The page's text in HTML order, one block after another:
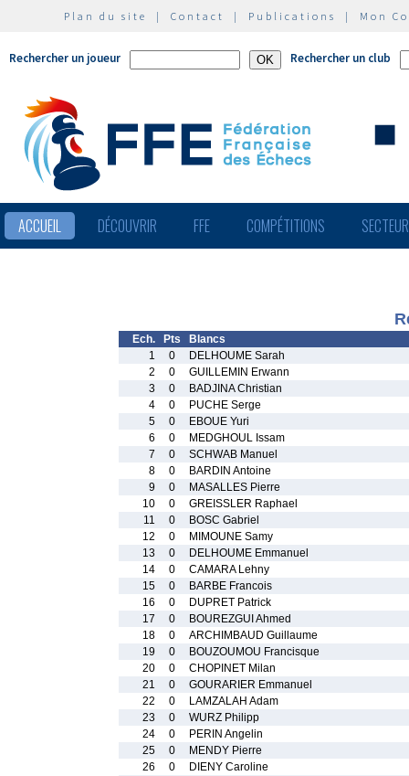
Plan du site | Contact | Publications | Mon
Rechercher un joueur Rechercher un club
ACCUEIL DÉCOUVRIR FFE COMPÉTITIONS
Ech. Pts
Blancs
1
0
DELHOUME Sarah
2
0
GUILLEMIN Erwann
3
0
BADJINA Christian
4
0
PUCHE Serge
5
0
EBOUE Yuri
6
0
MEDGHOUL Issam
7
0
SCHWAB Manuel
8
0
BARDIN Antoine
9
0
MASALLES Pierre
10
0
GREISSLER Raphael
11
0
BOSC Gabriel
12
0
MIMOUNE Samy
13
0
DELHOUME Emmanuel
14
0
CAMARA Lehny
15
0
BARBE Francois
16
0
DUPRET Patrick
17
0
BOUREZGUI Ahmed
18
0
ARCHIMBAUD Guillaume
19
0
BOUZOUMOU Francisque
20
0
CHOPINET Milan
21
0
GOURARIER Emmanuel
22
0
LAMZALAH Adam
23
0
WURZ Philipp
24
0
PERIN Angelin
25
0
MENDY Pierre
26
0
DIENY Caroline